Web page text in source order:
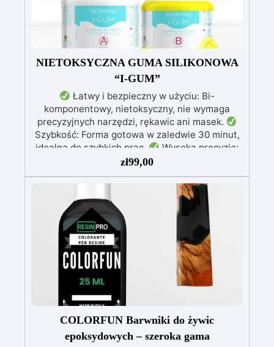
NIETOKSYCZNA GUMA SILIKONOWA
“I-GUM”
Łatwy i bezpieczny w użyciu: Bi-
komponentowy, nietoksyczny, nie wymaga
precyzyjnych narzędzi, rękawic ani masek.
Szybkość: Forma gotowa w zaledwie 30 minut,
idealna do szybkich prac.
Wysoka precyzja:
Odwzorowuje drobne i skomplikowane detale,
zapewniając profesjonalny rezultat.
Wszechstronność: Kompatybilny z żywicą,
gipsem, woskiem, metalami o niskiej
temperaturze topnienia, mydłem i cementem.
Odporność i trwałość: Umożliwia wykonanie
ponad 50 odlewów z różnych materiałów,
zachowując twardość 38 Shore A
zł99,00
COLORFUN Barwniki do żywic
epoksydowych – szeroka gama